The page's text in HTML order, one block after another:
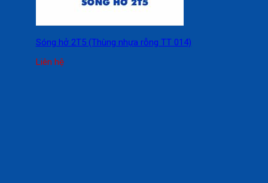
Sóng hở 2T5 (Thùng nhựa rỗng TT 014)
Liên hệ